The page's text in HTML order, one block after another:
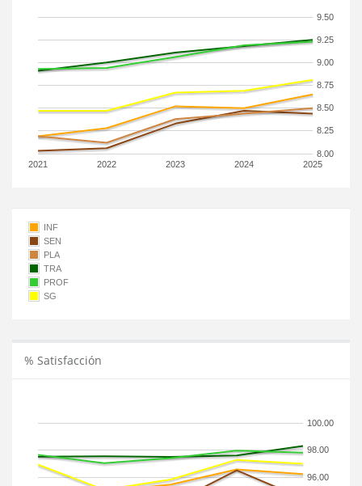
2021 2022 2023 2024 2025
8.00
8.25
8.50
8.75
9.00
9.25
9.50
INF
SEN
PLA
TRA
PROF
SG
% Satisfacción
96.00
98.00
100.00